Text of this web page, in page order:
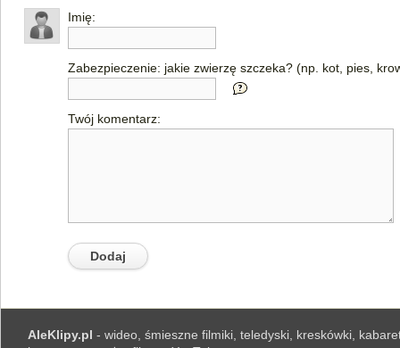
Imię:
Zabezpieczenie: jakie zwierzę szczeka? (np. kot, pies,
Twój komentarz:
AleKlipy.pl - wideo, śmieszne filmiki, teledyski, kreskówki,